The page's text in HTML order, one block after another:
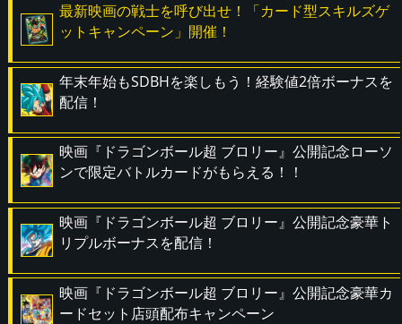
最新映画の戦士を呼び出せ！「カード型スキルズゲ
ットキャンペーン」開催！
年末年始もSDBHを楽しもう！経験値2倍ボーナスを
配信！
映画『ドラゴンボール超 ブロリー』公開記念ローソ
ンで限定バトルカードがもらえる！！
映画『ドラゴンボール超 ブロリー』公開記念豪華ト
リプルボーナスを配信！
映画『ドラゴンボール超 ブロリー』公開記念豪華カ
ードセット店頭配布キャンペーン